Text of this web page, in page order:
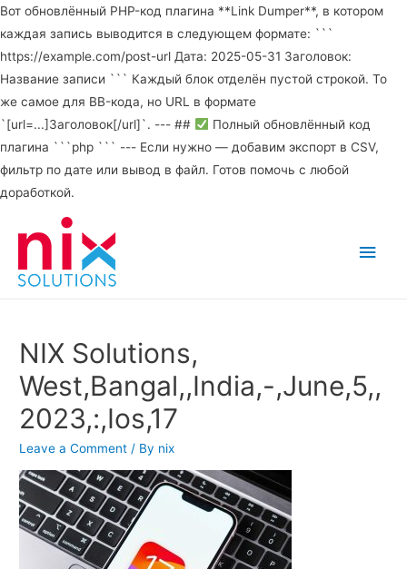
Вот обновлённый PHP-код плагина **Link Dumper**, в котором
каждая запись выводится в следующем формате: ```
https://example.com/post-url Дата: 2025-05-31 Заголовок:
Название записи ``` Каждый блок отделён пустой строкой. То
же самое для BB-кода, но URL в формате
`[url=...]Заголовок[/url]`. --- ##
Полный обновлённый код
плагина ```php ``` --- Если нужно — добавим экспорт в CSV,
фильтр по дате или вывод в файл. Готов помочь с любой
доработкой.
Main
NIX Solutions,
West,Bangal,,India,-,June,5,,
2023,:,Ios,17
Leave a Comment / By nix